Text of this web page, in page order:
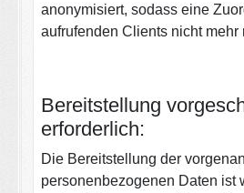
anonymisiert, sodass eine
aufrufenden Clients nicht mehr
Bereitstellung
erforderlich:
Die Bereitstellung der
personenbezogenen Daten ist